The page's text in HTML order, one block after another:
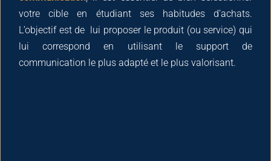
votre cible en étudiant ses habitudes d’achats.
L’objectif est de lui proposer le produit (ou service) qui
lui correspond en utilisant le support de
communication le plus adapté et le plus valorisant.